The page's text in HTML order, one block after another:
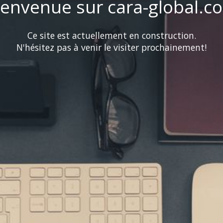
sur cara-
Ce site est actuellement en construction.
N'hésitez pas à venir le visiter prochainement!